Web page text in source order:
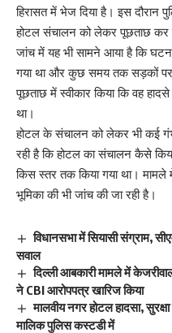
हिरासत में भेज दिया है। इस दौरान
होटल संचालन को लेकर पूछताछ कर
जांच में यह भी सामने आया है कि
गया था और कुछ समय तक सड़कों
पूछताछ में स्वीकार किया कि वह
था।
होटल के संचालन को लेकर भी कई
रही है कि होटल का संचालन कैसे
किस स्तर तक किया गया था। मामले
भूमिका की भी जांच की जा रही है।
विधानसभा में सियासी संग्राम,
सवाल
दिल्ली आबकारी मामले में
ने CBI आरोपपत्र खारिज किया
मालवीय नगर होटल हादसा,
मालिक पुलिस कस्टडी में